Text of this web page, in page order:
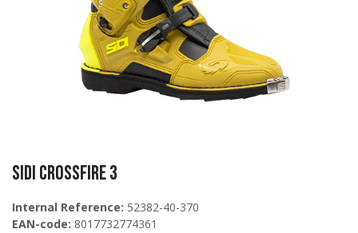
Sidi Crossfire 3
Internal Reference: 52382-40-370
EAN-code: 8017732774361